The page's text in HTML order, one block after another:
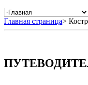
Главная страница>